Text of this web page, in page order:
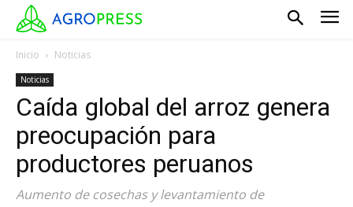
Inicio Noticias
Noticias
Caída global del arroz genera
preocupación para
productores peruanos
Aumento de cosechas y levantamiento de